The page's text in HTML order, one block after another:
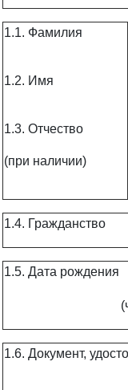
1.1. Фамилия
1.2. Имя
1.3. Отчество
(при наличии)
1.4. Гражданство
1.5. Дата рождения
1.6. Документ,